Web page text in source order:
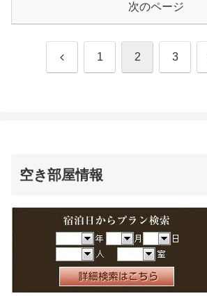
次のページ
前 1 2 3
空き部屋情報